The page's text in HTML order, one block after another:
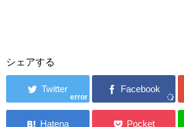
シェアする
error